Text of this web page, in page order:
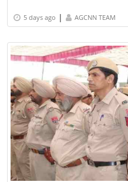
5 days ago | AGCNN TEAM